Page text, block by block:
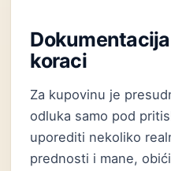
koraci
Za kupovinu je
odluka samo pod
uporediti nekoliko
prednosti i mane,